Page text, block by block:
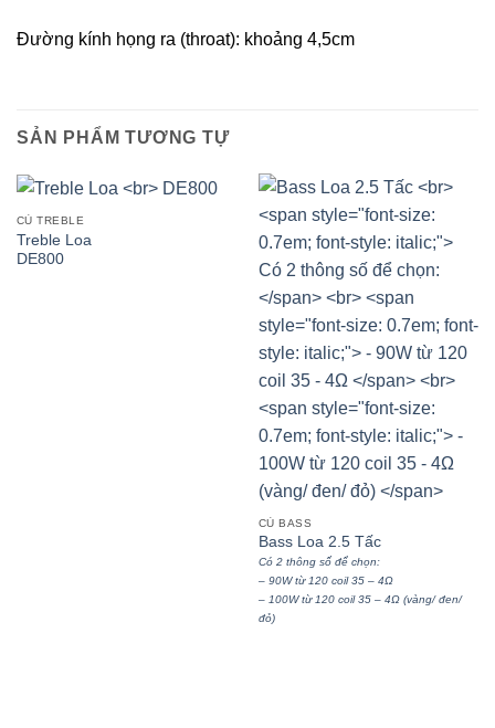
Đường kính họng ra (throat): khoảng 4,5cm
SẢN PHẨM TƯƠNG TỰ
CỦ TREBLE
Treble Loa
DE800
CỦ BASS
Bass Loa 2.5 Tấc
Có 2 thông số để chọn:
– 90W từ 120 coil 35 – 4Ω
– 100W từ 120 coil 35 – 4Ω (vàng/ đen/
đỏ)